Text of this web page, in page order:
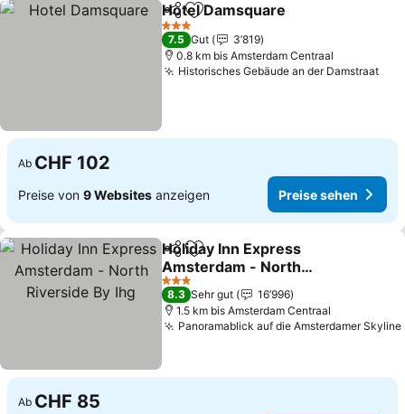
TeilenZu Favoriten hinzufügen
Hotel Damsquare
3 Sterne
7.5 Gut
3’819
0.8 km bis Amsterdam Centraal
Historisches Gebäude an der Damstraat
Ab CHF 102
Preise von 9 Websites anzeigen Preise sehen
TeilenZu Favoriten hinzufügen
Holiday Inn Express
Amsterdam - North
Riverside By Ihg
Preise sehen
3 Sterne
8.3 Sehr gut
16’996
1.5 km bis Amsterdam Centraal
Panoramablick auf die Amsterdamer Skyline
Ab CHF 85